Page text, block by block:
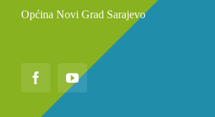
Općina Novi Grad Sarajevo